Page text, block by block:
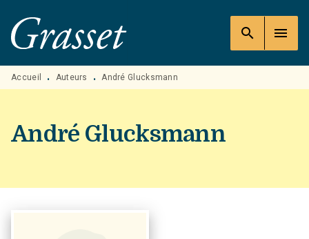
MENU RECHERCHE
PIED DE PAGE
search menu
Accueil • Auteurs • André Glucksmann
André Glucksmann